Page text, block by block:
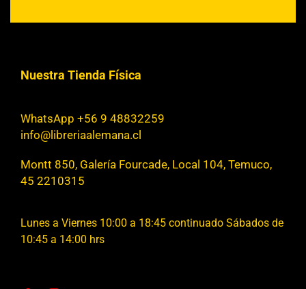
Nuestra Tienda Física
WhatsApp +56 9 48832259
info@libreriaalemana.cl
Montt 850, Galería Fourcade, Local 104, Temuco,
45 2210315
Lunes a Viernes 10:00 a 18:45 continuado Sábados de
10:45 a 14:00 hrs